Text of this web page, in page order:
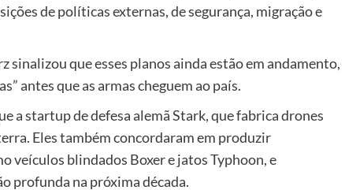
de políticas externas, de segurança, migração e
sinalizou que esses planos ainda estão em andamento,
antes que as armas cheguem ao país.
a startup de defesa alemã Stark, que fabrica drones
Eles também concordaram em produzir
veículos blindados Boxer e jatos Typhoon, e
profunda na próxima década.